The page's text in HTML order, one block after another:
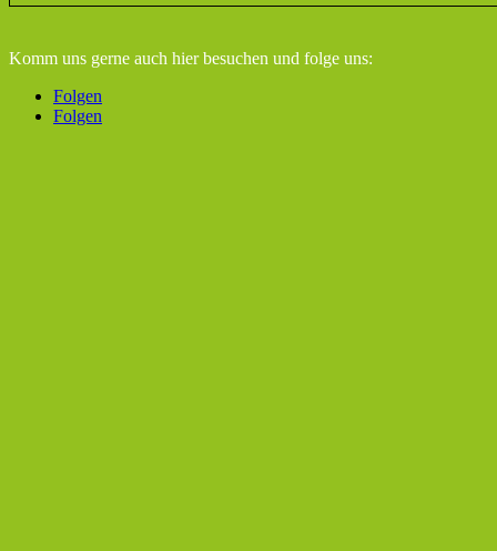
Komm uns gerne auch hier besuchen und folge uns:
Folgen
Folgen